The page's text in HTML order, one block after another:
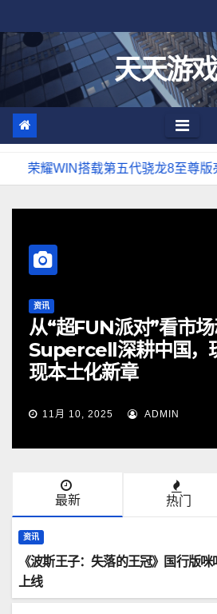
至
天天游
搭载第五代骁龙8至尊版亮相
资讯
从“超FUN派对”看市场
Supercell深耕中国，
现本土化新章
11月 10, 2025 ADMIN
最新 热门
资讯
《波斯王子：失落的王冠》国行版
上线